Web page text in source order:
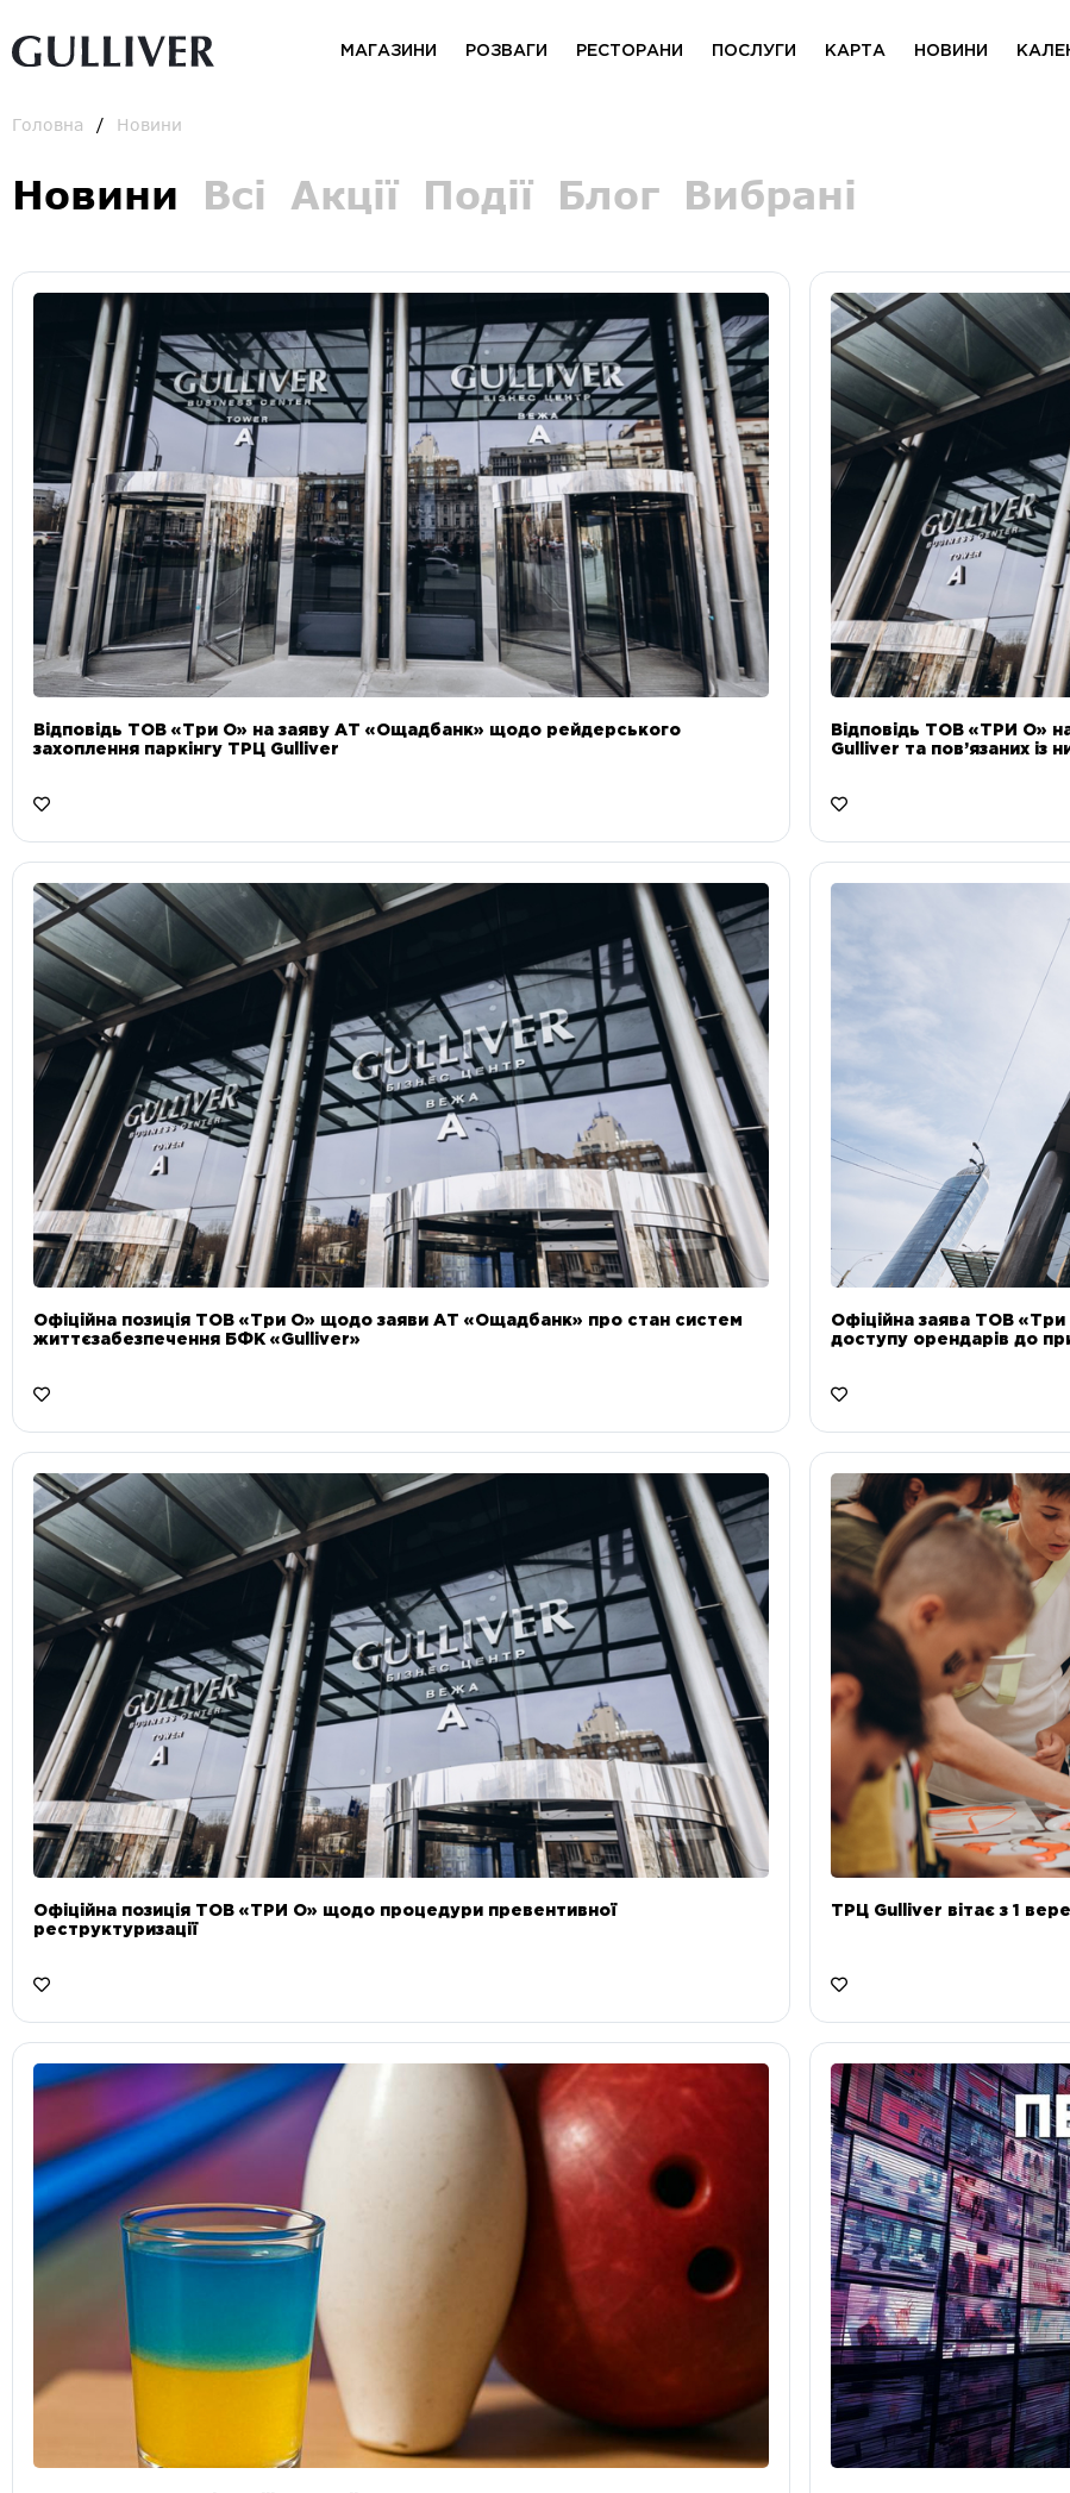
МАГАЗИНИ РОЗВАГИ РЕСТОРАНИ ПОСЛУГИ КАРТА НОВИНИ
Головна Новини
Новини Всі Акції Події Блог Вибрані
Відповідь ТОВ «Три О» на заяву АТ «Ощадбанк» щодо рейдерського
захоплення паркінгу ТРЦ Gulliver
Відповідь ТОВ «ТРИ О»
Gulliver та пов’язаних із
Офіційна позиція ТОВ «Три О» щодо заяви АТ «Ощадбанк» про стан систем
життєзабезпечення БФК «Gulliver»
Офіційна заява ТОВ
доступу орендарів до
Офіційна позиція ТОВ «ТРИ О» щодо процедури превентивної
реструктуризації
ТРЦ Gulliver вітає з 1